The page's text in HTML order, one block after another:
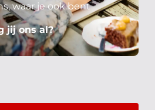
waar je ook bent
jij ons al?